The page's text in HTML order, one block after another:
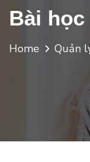
Bài học
Home Quản